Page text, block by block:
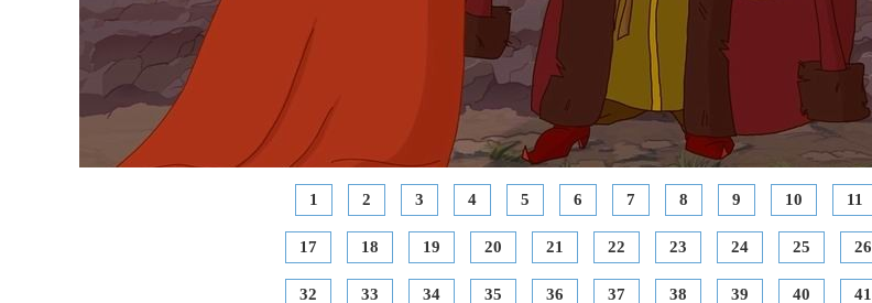
1 2 3 4 5 6 7 8 9 10 11
17 18 19 20 21 22 23 24 25 26
32 33 34 35 36 37 38 39 40 41